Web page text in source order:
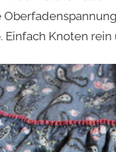
Knoten rein